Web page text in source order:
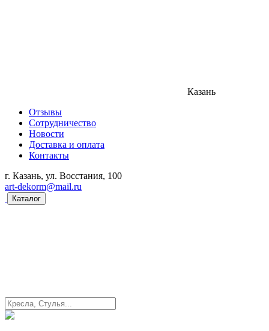
Казань
Отзывы
Сотрудничество
Новости
Доставка и оплата
Контакты
г. Казань, ул. Восстания, 100
art-dekorm@mail.ru
Каталог